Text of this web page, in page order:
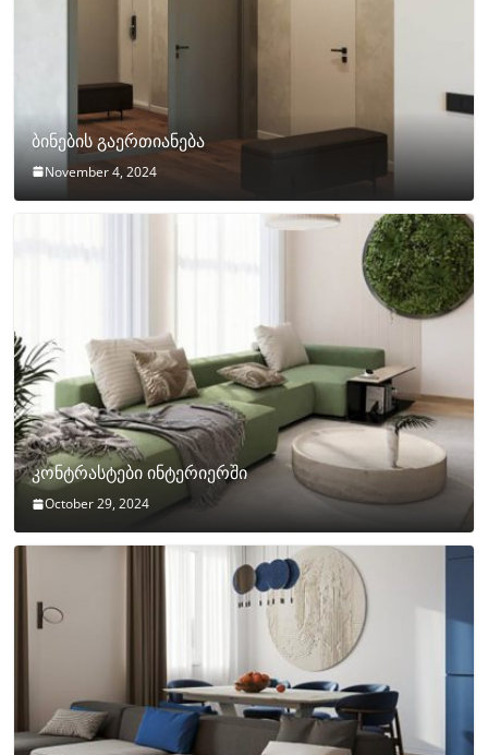
ბინების გაერთიანება
November 4, 2024
კონტრასტები ინტერიერში
October 29, 2024